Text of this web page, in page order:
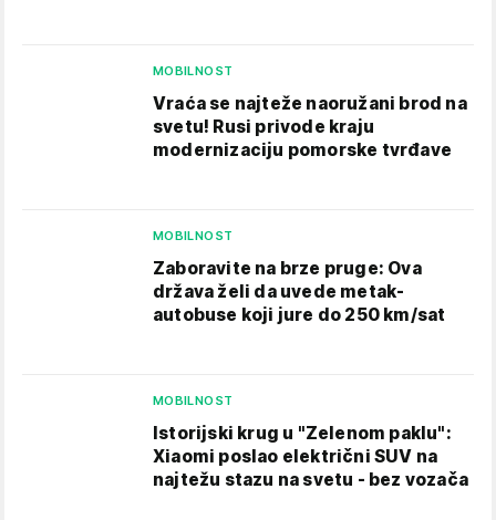
MOBILNOST
Vraća se najteže naoružani brod na
svetu! Rusi privode kraju
modernizaciju pomorske tvrđave
MOBILNOST
Zaboravite na brze pruge: Ova
država želi da uvede metak-
autobuse koji jure do 250 km/sat
MOBILNOST
Istorijski krug u "Zelenom paklu":
Xiaomi poslao električni SUV na
najtežu stazu na svetu - bez vozača